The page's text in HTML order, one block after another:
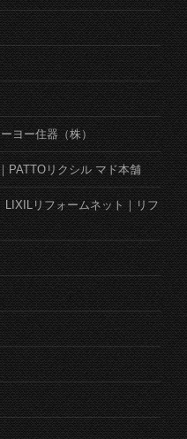
ヨー住器（株）
PATTOリクシル マド本舗
LIXILリフォームネット｜リフ